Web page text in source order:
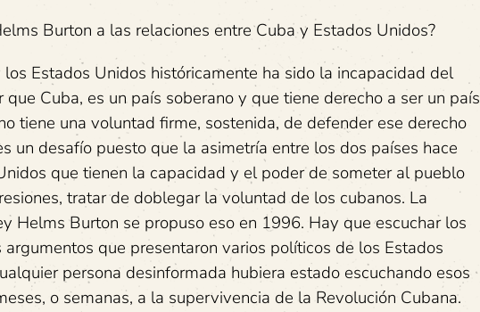
Burton a las relaciones entre Cuba y Estados Unidos?
Estados Unidos históricamente ha sido la incapacidad del
Cuba, es un país soberano y que tiene derecho a ser un país
tiene una voluntad firme, sostenida, de defender ese derecho
un desafío puesto que la asimetría entre los dos países hace
que tienen la capacidad y el poder de someter al pueblo
tratar de doblegar la voluntad de los cubanos. La
Helms Burton se propuso eso en 1996. Hay que escuchar los
que presentaron varios políticos de los Estados
persona desinformada hubiera estado escuchando esos
o semanas, a la supervivencia de la Revolución Cubana.